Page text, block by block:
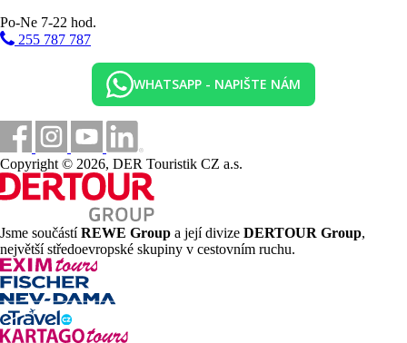
Po-Ne 7-22 hod.
255 787 787
WHATSAPP - NAPIŠTE NÁM
Copyright © 2026, DER Touristik CZ a.s.
Jsme součástíREWE Group a její divize DERTOUR Group,
největší středoevropské skupiny v cestovním ruchu.